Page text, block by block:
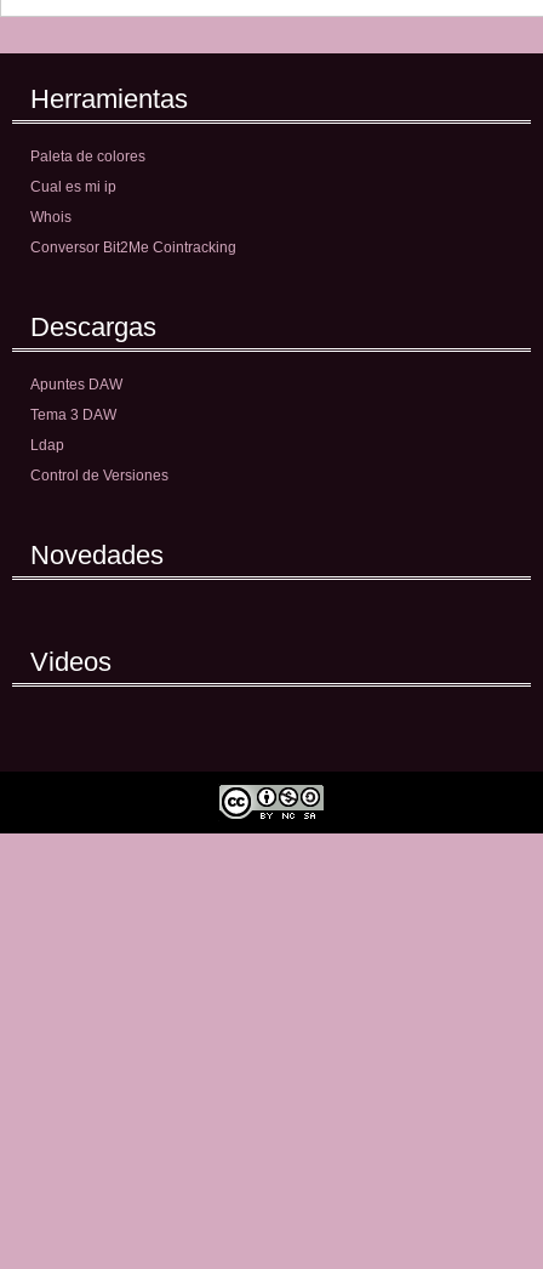
Herramientas
Paleta de colores
Cual es mi ip
Whois
Conversor Bit2Me Cointracking
Descargas
Apuntes DAW
Tema 3 DAW
Ldap
Control de Versiones
Novedades
Videos